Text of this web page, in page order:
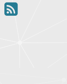
rss